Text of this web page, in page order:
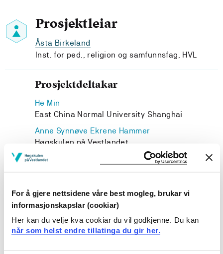
For å gjere nettsidene våre best mogleg, brukar vi
informasjonskapslar (cookiar)
Her kan du velje kva cookiar du vil godkjenne. Du kan
når som helst endre tillatinga du gir her.
Prosjektleiar
Åsta Birkeland
Inst. for ped., religion og samfunnsfag, HVL
Prosjektdeltakar
He Min
East China Normal University Shanghai
Anne Synnøve Ekrene Hammer
Høgskulen på Vestlandet
Prosjekteigar
Inst. for idrett, kosthald og naturfag, Høgskulen på
Vestlandet